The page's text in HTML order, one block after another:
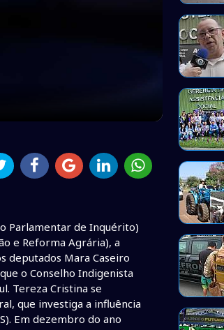
Parlamentar de Inquérito)
e Reforma Agrária), a
deputados Mara Caseiro
o Conselho Indigenista
Tereza Cristina se
que investiga a influência
Em dezembro do ano